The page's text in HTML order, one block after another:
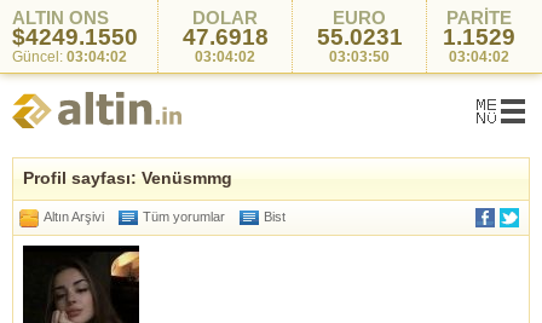
ALTIN ONS
$4249.1550
Güncel: 03:04:02
DOLAR
47.6918
03:04:02
EURO
55.0231
03:03:50
PARİTE
1.1529
03:04:02
Profil sayfası: Venüsmmg
Altın Arşivi Tüm yorumlar Bist